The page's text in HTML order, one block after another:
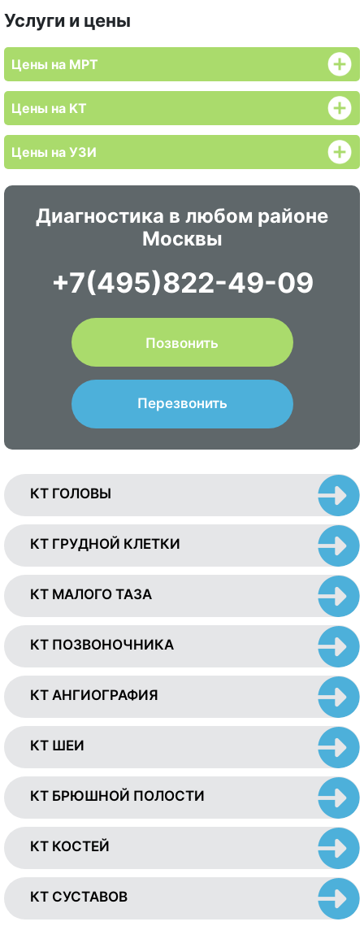
Услуги и цены
Цены на МРТ
Цены на KT
Цены на УЗИ
Диагностика в любом районе
Москвы
+7(495)822-49-09
Позвонить
Перезвонить
КТ ГОЛОВЫ
КТ ГРУДНОЙ КЛЕТКИ
КТ МАЛОГО ТАЗА
КТ ПОЗВОНОЧНИКА
КТ АНГИОГРАФИЯ
КТ ШЕИ
КТ БРЮШНОЙ ПОЛОСТИ
КТ КОСТЕЙ
КТ СУСТАВОВ